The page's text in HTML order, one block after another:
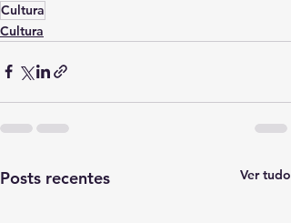
Cultura
Cultura
Posts recentes Ver tudo